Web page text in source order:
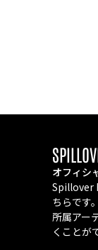
オフィシ
Spillover
ちらです。
所属アー
くことが